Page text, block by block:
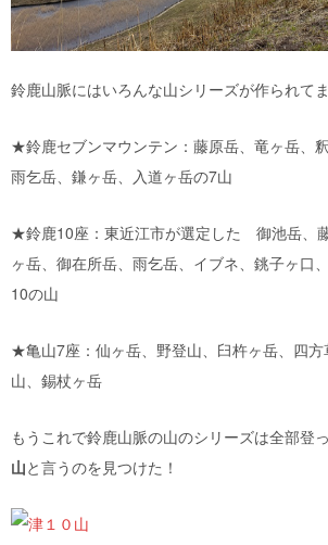
鈴鹿山脈にはいろんな山シリーズが作られてま
★鈴鹿セブンマウンテン：藤原岳、竜ヶ岳、釈
雨乞岳、鎌ヶ岳、入道ヶ岳の7山
★鈴鹿10座：東近江市が選定した 御池岳、
ヶ岳、御在所岳、雨乞岳、イブネ、銚子ヶ口
10の山
★亀山7座：仙ヶ岳、野登山、臼杵ヶ岳、四方
山、錫杖ヶ岳
もうこれで鈴鹿山脈の山のシリーズは全部登
山と言うのを見つけた！